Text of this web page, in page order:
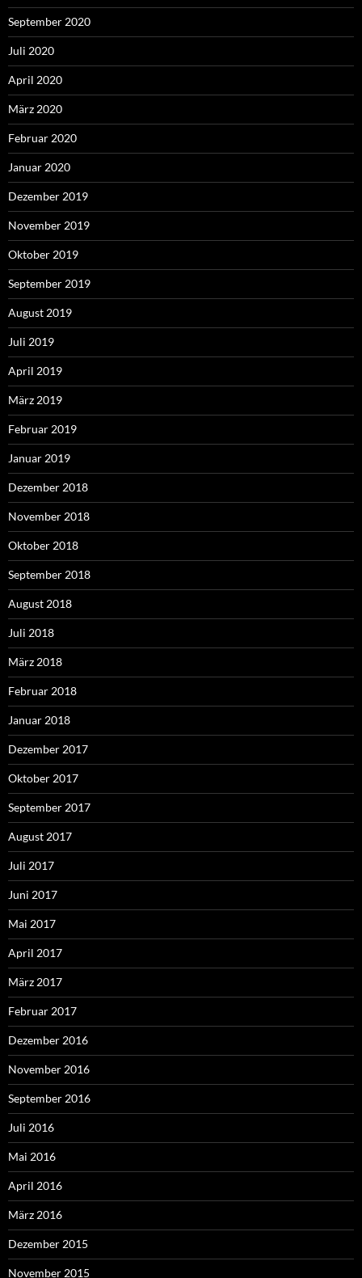
September 2020
Juli 2020
April 2020
März 2020
Februar 2020
Januar 2020
Dezember 2019
November 2019
Oktober 2019
September 2019
August 2019
Juli 2019
April 2019
März 2019
Februar 2019
Januar 2019
Dezember 2018
November 2018
Oktober 2018
September 2018
August 2018
Juli 2018
März 2018
Februar 2018
Januar 2018
Dezember 2017
Oktober 2017
September 2017
August 2017
Juli 2017
Juni 2017
Mai 2017
April 2017
März 2017
Februar 2017
Dezember 2016
November 2016
September 2016
Juli 2016
Mai 2016
April 2016
März 2016
Dezember 2015
November 2015